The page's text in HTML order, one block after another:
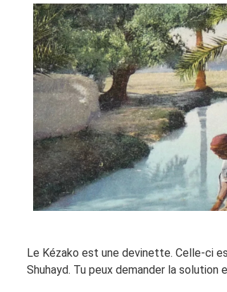
Le Kézako est une devinette. Celle-ci
Shuhayd. Tu peux demander la solution